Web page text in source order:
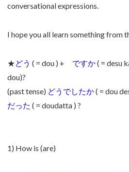
conversational expressions.
I hope you all learn something from
★どう ( = dou ) + ですか( = desu
dou)?
(past tense) どうでしたか( = dou
だった ( = doudatta ) ?
1) How is (are)